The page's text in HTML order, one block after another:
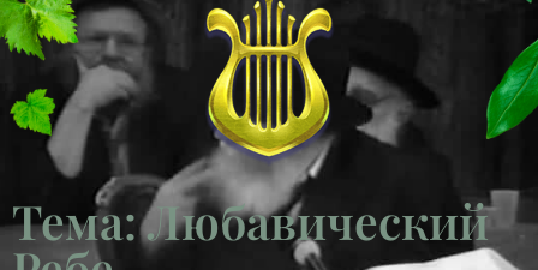
Тема: Любавический